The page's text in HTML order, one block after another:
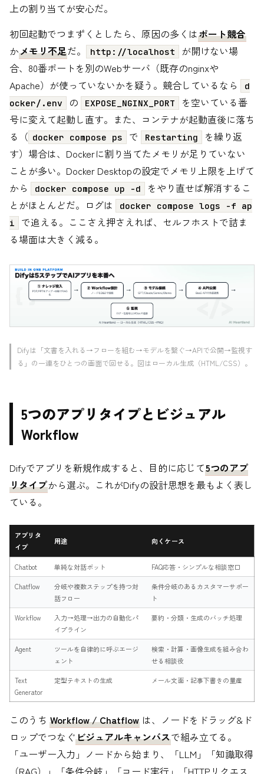
上の割り当てが安心だ。
初回起動でつまずくとしたら、原因の多くはポート競合
かメモリ不足だ。 http://localhost
が開けない場
合、80番ポートを別のWebサーバ（既存のnginxや
Apache）が使っていないかを疑う。競合しているなら
d
ocker/.env
の EXPOSE_NGINX_PORT
を空いている番
号に変えて起動し直す。また、コンテナが起動直後に落ち
る（ docker compose ps で Restarting
を繰り返
す）場合は、Dockerに割り当てたメモリが足りていない
ことが多い。Docker Desktopの設定でメモリ上限を上げて
から
docker compose up -d
をやり直せば解消するこ
とがほとんどだ。ログは
docker compose logs -f ap
i
で追える。ここさえ押さえれば、セルフホストで詰ま
る場面は大きく減る。
Difyは「文書を入れる→フローを組む→モデルを繋ぐ→APIで公開→監視す
る」の一連をひとつの画面で回せる。図はローカル生成（HTML/CSS）。
5つのアプリタイプとビジュアル
Workflow
Difyでアプリを新規作成すると、目的に応じて5つのアプ
リタイプから選ぶ。これがDifyの設計思想を最もよく表し
ている。
アプリタ
イプ
用途 向くケース
Chatbot 単純な対話ボット FAQ応答・シンプルな相談窓口
Chatflow
分岐や複数ステップを持つ対
話フロー
条件分岐のあるカスタマーサポー
ト
Workflow
入力→処理→出力の自動化パ
イプライン
要約・分類・生成のバッチ処理
Agent
ツールを自律的に呼ぶエージ
ェント
検索・計算・画像生成を組み合わ
せる相談役
Text
Generator
定型テキストの生成 メール文面・記事下書きの量産
このうち Workflow / Chatflow は、ノードをドラッグ&ド
ロップでつなぐビジュアルキャンバスで組み立てる。
「ユーザー入力」ノードから始まり、「LLM」「知識取得
（RAG）」「条件分岐」「コード実行」「HTTPリクエス